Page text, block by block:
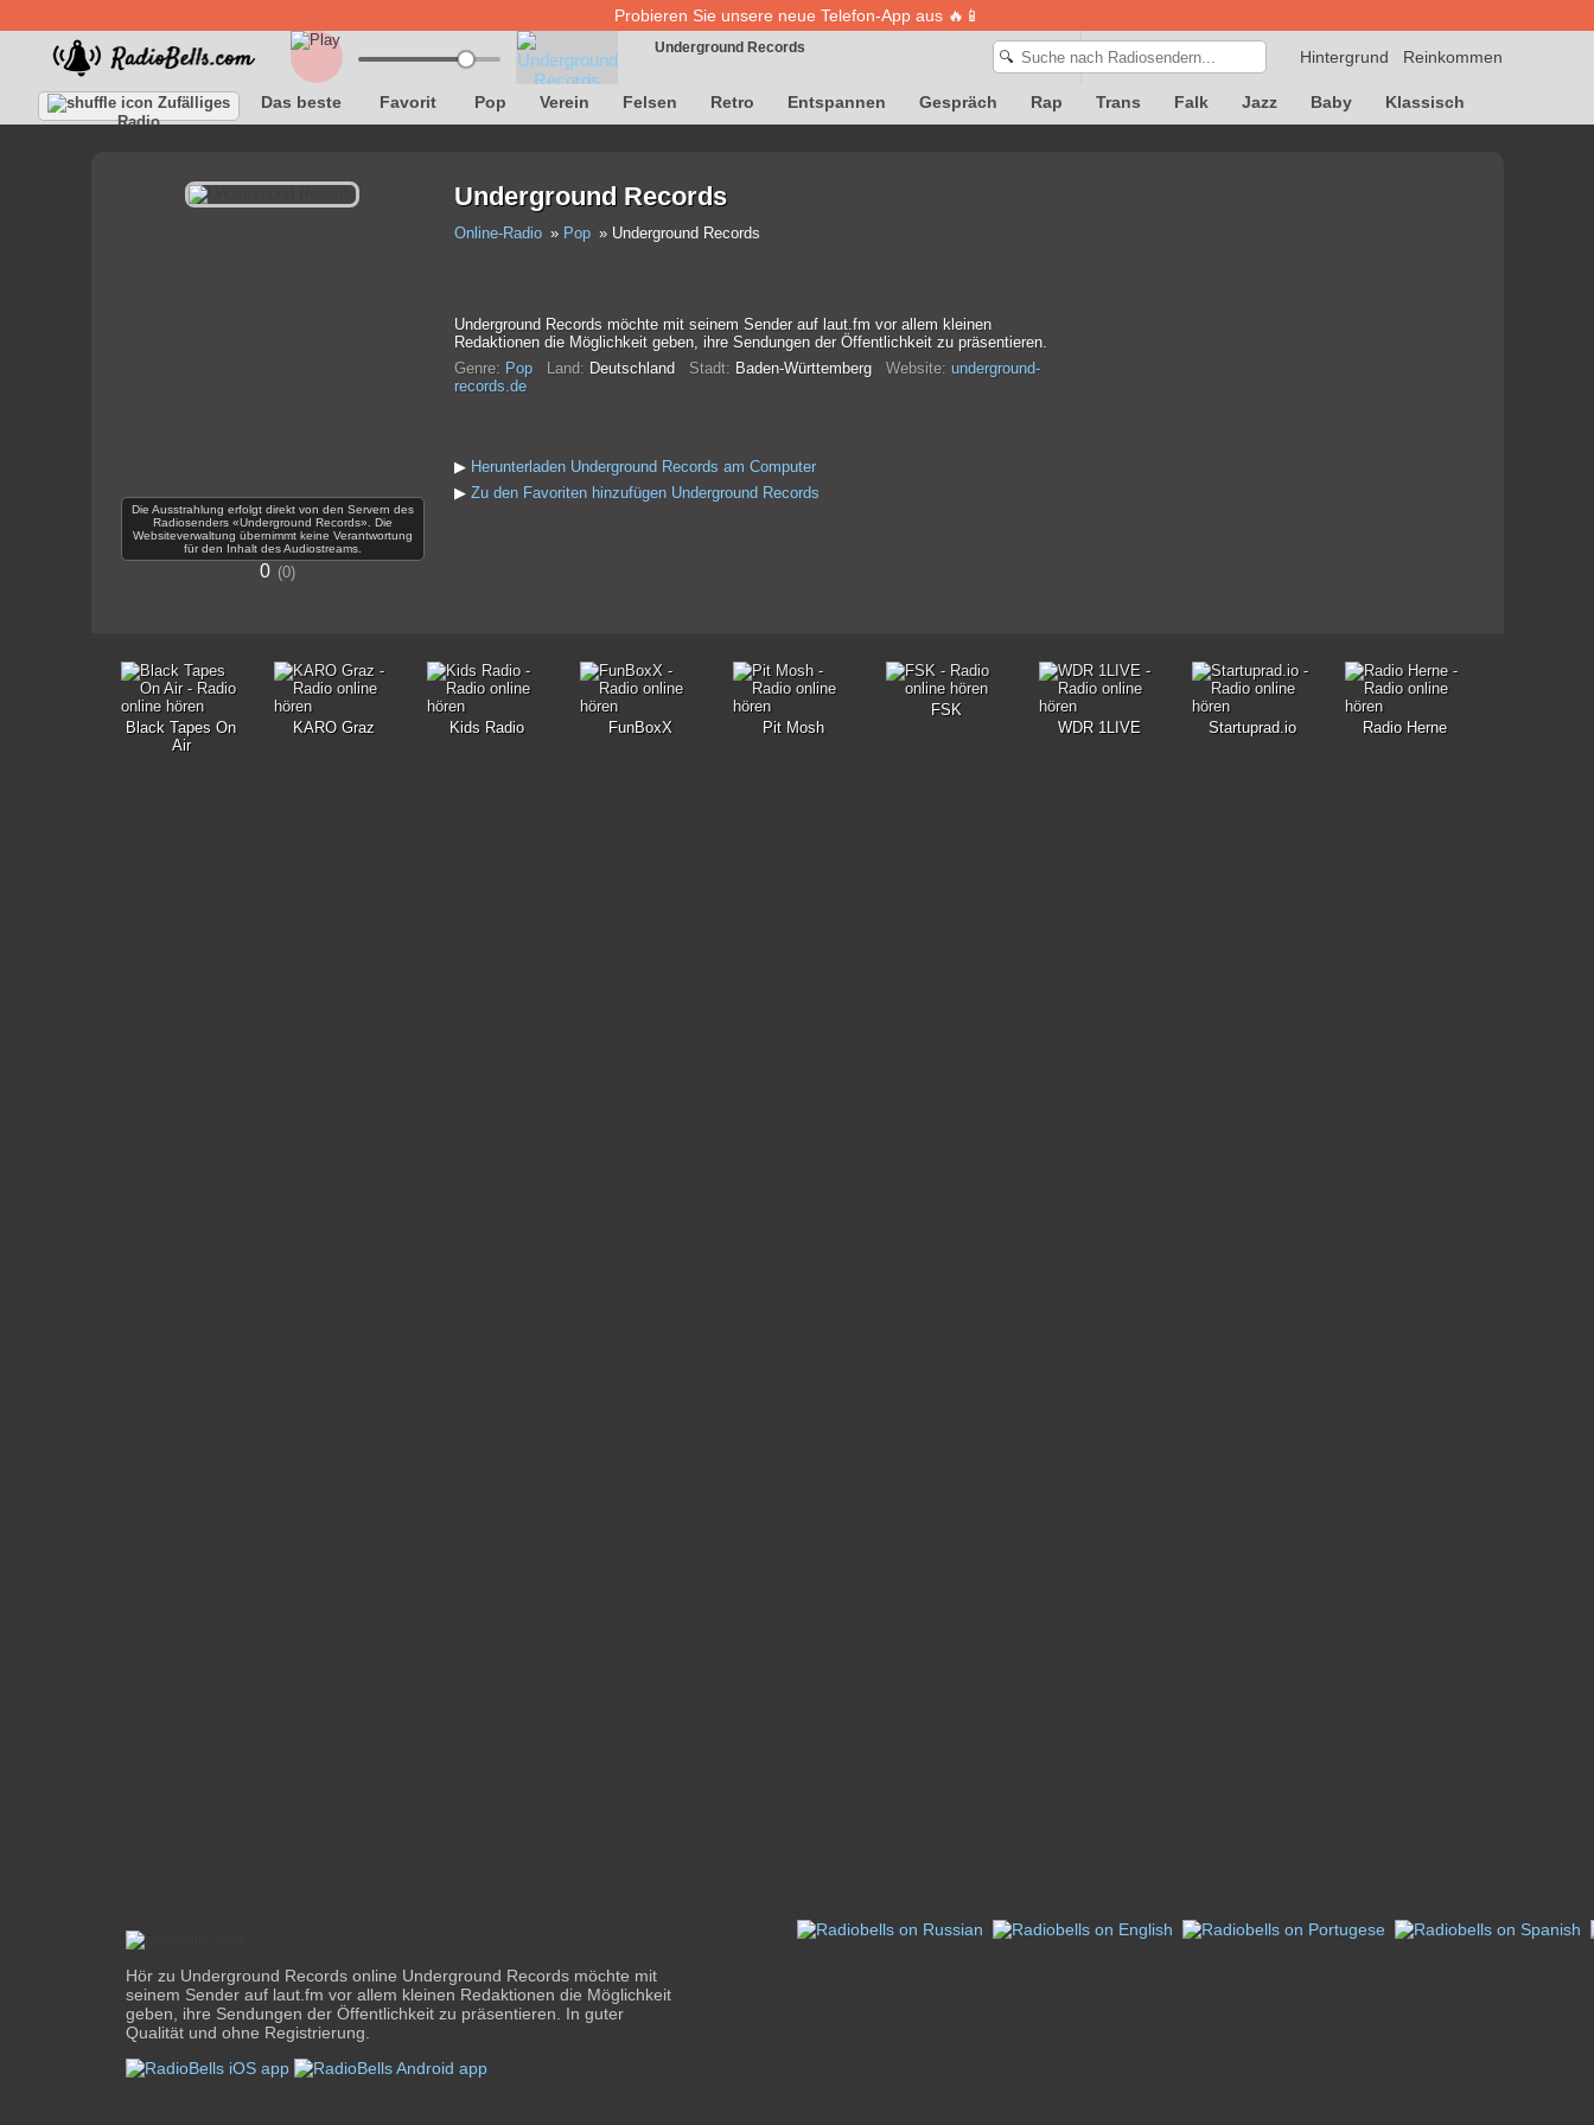
Probieren Sie unsere neue Telefon-App aus 🔥📱
Reinkommen
Hintergrund
🔍
Underground Records
Zufälliges
Radio
Das beste Favorit Pop Verein Felsen Retro Entspannen Gespräch Rap Trans Falk Jazz Baby Klassisch
Die Ausstrahlung erfolgt direkt von den Servern des
Radiosenders «Underground Records». Die
Websiteverwaltung übernimmt keine Verantwortung
für den Inhalt des Audiostreams.
0 0
Underground Records
Online-Radio Pop Underground Records
Underground Records möchte mit seinem Sender auf laut.fm vor allem kleinen
Redaktionen die Möglichkeit geben, ihre Sendungen der Öffentlichkeit zu präsentieren.
Genre: Pop Land: Deutschland Stadt: Baden-Württemberg Website: underground-
records.de
▶ Herunterladen Underground Records am Computer
▶ Zu den Favoriten hinzufügen Underground Records
Black Tapes On
Air
KARO Graz Kids Radio FunBoxX Pit Mosh
FSK
WDR 1LIVE
Startuprad.io Radio Herne
Hör zu Underground Records online Underground Records möchte mit
seinem Sender auf laut.fm vor allem kleinen Redaktionen die Möglichkeit
geben, ihre Sendungen der Öffentlichkeit zu präsentieren. In guter
Qualität und ohne Registrierung.